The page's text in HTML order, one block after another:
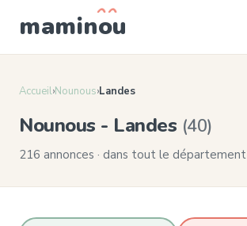
maminou
Accueil›Nounous›Landes
Nounous - Landes (40)
216 annonces · dans tout le département